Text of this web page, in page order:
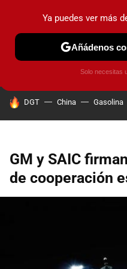
PRUEBAS COCHES
HOY SE HABLA DE
DGT China Gasolina
GM y SAIC
de cooperación
Ya puedes ver más
Añádenos
Solo necesitas